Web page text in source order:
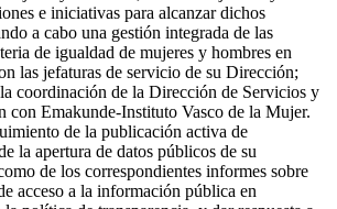
e iniciativas para alcanzar dichos
a cabo una gestión integrada de las
de igualdad de mujeres y hombres en
las jefaturas de servicio de su Dirección;
coordinación de la Dirección de Servicios y
con Emakunde-Instituto Vasco de la Mujer.
de la publicación activa de
la apertura de datos públicos de su
de los correspondientes informes sobre
acceso a la información pública en